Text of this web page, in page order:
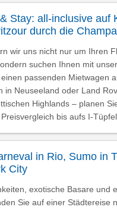
Stay: all-inclusive auf
durch die
wir uns nicht nur um Ihren
suchen Ihnen mit
passenden Mietwagen
in Neuseeland oder Land
Highlands – planen
bis aufs I-
in Rio, Sumo in
City
exotische Basare und
Sie auf einer Städtereise